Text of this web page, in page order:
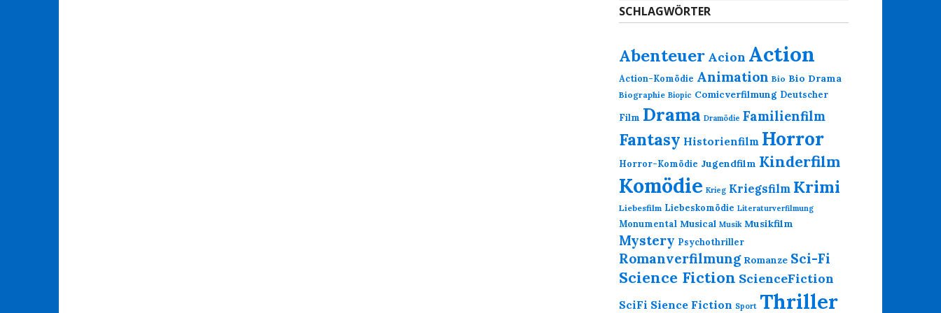
SCHLAGWÖRTER
Abenteuer Acion Action
Action-Komödie Animation Bio Bio Drama
Biographie Biopic Comicverfilmung Deutscher
Film Drama Dramödie Familienfilm
Fantasy Historienfilm Horror
Horror-Komödie Jugendfilm Kinderfilm
Komödie Krieg Kriegsfilm Krimi
Liebesfilm Liebeskomödie Literaturverfilmung
Monumental Musical Musik Musikfilm
Mystery Psychothriller
Romanverfilmung Romanze Sci-Fi
Science Fiction ScienceFiction
SciFi Sience Fiction Sport Thriller